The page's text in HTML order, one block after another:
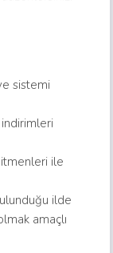
sistemi
ile
ilde
amaçlı